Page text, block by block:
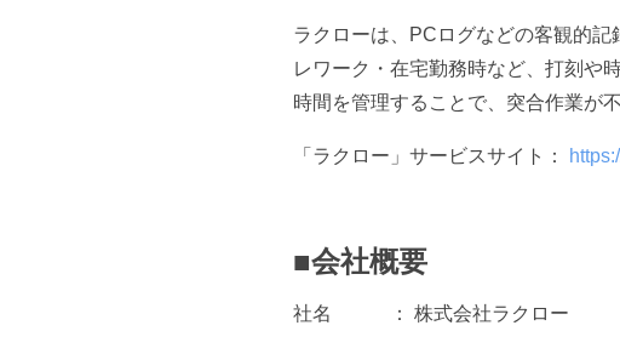
ラクローは、PCログなどの客観的
レワーク・在宅勤務時など、打刻や
時間を管理することで、突合作業が
「ラクロー」サービスサイト：
■会社概要
社名 ： 株式会社ラクロー